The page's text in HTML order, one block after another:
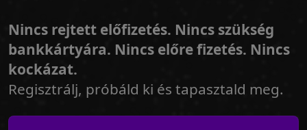
Nincs rejtett előfizetés. Nincs szükség
bankkártyára. Nincs előre fizetés. Nincs
kockázat.
Regisztrálj, próbáld ki és tapasztald meg.